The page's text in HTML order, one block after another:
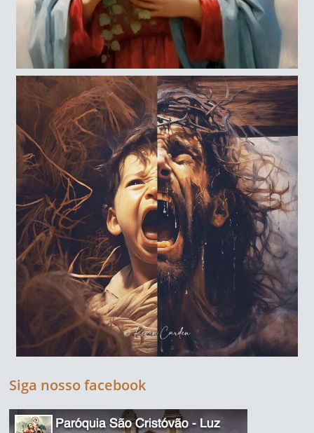
Siga nosso facebook